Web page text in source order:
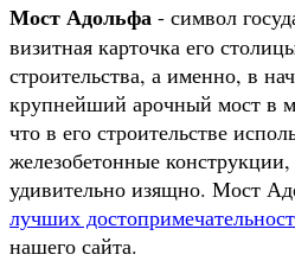
Мост Адольфа - символ
визитная карточка его
строительства, а именно, в
крупнейший арочный мост в
что в его строительстве
железобетонные
удивительно изящно. Мост
лучших
нашего сайта.